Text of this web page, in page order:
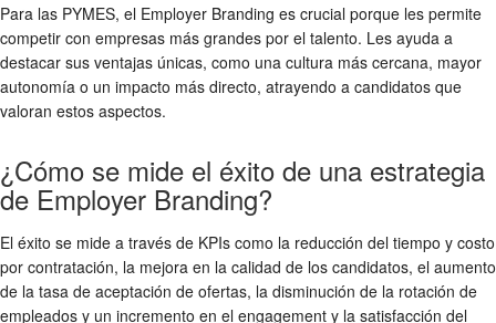
Para las PYMES, el Employer Branding es crucial porque les permite
competir con empresas más grandes por el talento. Les ayuda a
destacar sus ventajas únicas, como una cultura más cercana, mayor
autonomía o un impacto más directo, atrayendo a candidatos que
valoran estos aspectos.
¿Cómo se mide el éxito de una estrategia
de Employer Branding?
El éxito se mide a través de KPIs como la reducción del tiempo y costo
por contratación, la mejora en la calidad de los candidatos, el aumento
de la tasa de aceptación de ofertas, la disminución de la rotación de
empleados y un incremento en el engagement y la satisfacción del